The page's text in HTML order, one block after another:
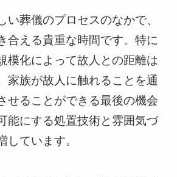
葬儀のプロセスのなかで、
合える貴重な時間です。特に
模化によって故人との距離は
家族が故人に触れることを通
せることができる最後の機会
能にする処置技術と雰囲気づ
しています。